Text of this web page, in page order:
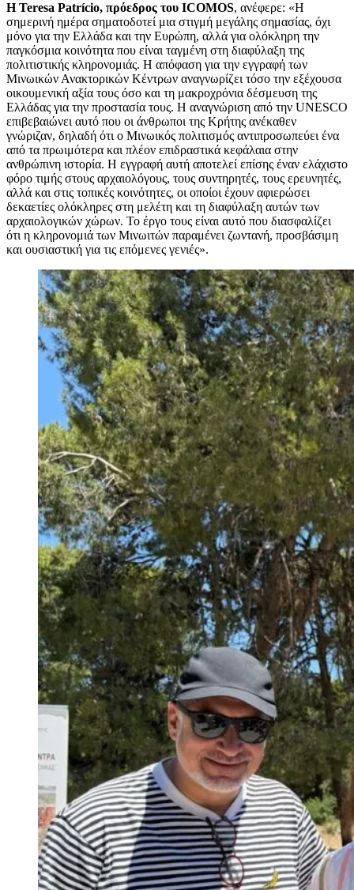
Η Teresa Patrício, πρόεδρος του ICOMOS, ανέφερε: «Η
σημερινή ημέρα σηματοδοτεί μια στιγμή μεγάλης σημασίας, όχι
μόνο για την Ελλάδα και την Ευρώπη, αλλά για ολόκληρη την
παγκόσμια κοινότητα που είναι ταγμένη στη διαφύλαξη της
πολιτιστικής κληρονομιάς. Η απόφαση για την εγγραφή των
Μινωικών Ανακτορικών Κέντρων αναγνωρίζει τόσο την εξέχουσα
οικουμενική αξία τους όσο και τη μακροχρόνια δέσμευση της
Ελλάδας για την προστασία τους. Η αναγνώριση από την UNESCO
επιβεβαιώνει αυτό που οι άνθρωποι της Κρήτης ανέκαθεν
γνώριζαν, δηλαδή ότι ο Μινωικός πολιτισμός αντιπροσωπεύει ένα
από τα πρωιμότερα και πλέον επιδραστικά κεφάλαια στην
ανθρώπινη ιστορία. Η εγγραφή αυτή αποτελεί επίσης έναν ελάχιστο
φόρο τιμής στους αρχαιολόγους, τους συντηρητές, τους ερευνητές,
αλλά και στις τοπικές κοινότητες, οι οποίοι έχουν αφιερώσει
δεκαετίες ολόκληρες στη μελέτη και τη διαφύλαξη αυτών των
αρχαιολογικών χώρων. Το έργο τους είναι αυτό που διασφαλίζει
ότι η κληρονομιά των Μινωιτών παραμένει ζωντανή, προσβάσιμη
και ουσιαστική για τις επόμενες γενιές».